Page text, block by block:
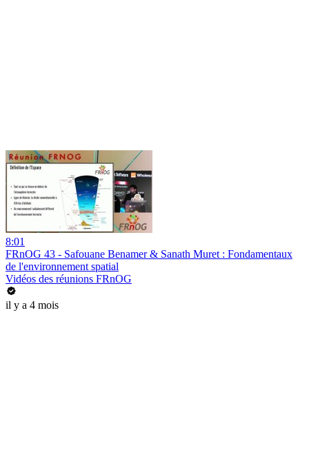
8:01
FRnOG 43 - Safouane Benamer & Sanath Muret : Fondamentaux
de l'environnement spatial
Vidéos des réunions FRnOG
il y a 4 mois